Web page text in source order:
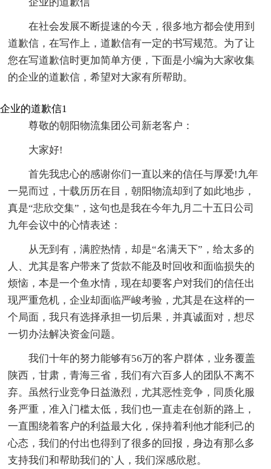
在社会发展不断提速的今天，很多地方都会使用到
道歉信，在写作上，道歉信有一定的书写规范。为了让
您在写道歉信时更加简单方便，下面是小编为大家收集
的企业的道歉信，希望对大家有所帮助。
企业的道歉信1
尊敬的朝阳物流集团公司新老客户：
大家好!
首先我忠心的感谢你们一直以来的信任与厚爱!九年
一晃而过，十载历历在目，朝阳物流却到了如此地步，
真是“悲欣交集”，这句也是我在今年九月二十五日公司
九年会议中的心情表述：
从无到有，满腔热情，却是“名满天下”，给太多的
人、尤其是客户带来了货款不能及时回收和面临损失的
烦恼，本是一个鱼水情，现在却要客户对我们的信任出
现严重危机，企业却面临严峻考验，尤其是在这样的一
个局面，我只有选择承担一切后果，并真诚面对，想尽
一切办法解决资金问题。
我们十年的努力能够有56万的客户群体，业务覆盖
陕西，甘肃，青海三省，我们有六百多人的团队不离不
弃。虽然行业竞争日益激烈，尤其恶性竞争，同质化服
务严重，准入门槛太低，我们也一直走在创新的路上，
一直围绕着客户的利益最大化，保持着利他才能利己的
心态，我们的付出也得到了很多的回报，身边有那么多
支持我们和帮助我们的`人，我们深感欣慰。